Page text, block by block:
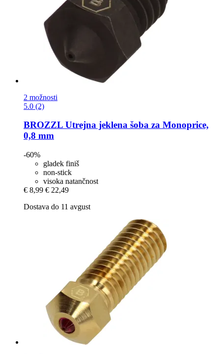
2 možnosti
5.0 (2)
BROZZL Utrejna jeklena šoba za Monoprice,
0,8 mm
-60%
gladek finiš
non-stick
visoka natančnost
€ 8,99 € 22,49
Dostava do 11 avgust